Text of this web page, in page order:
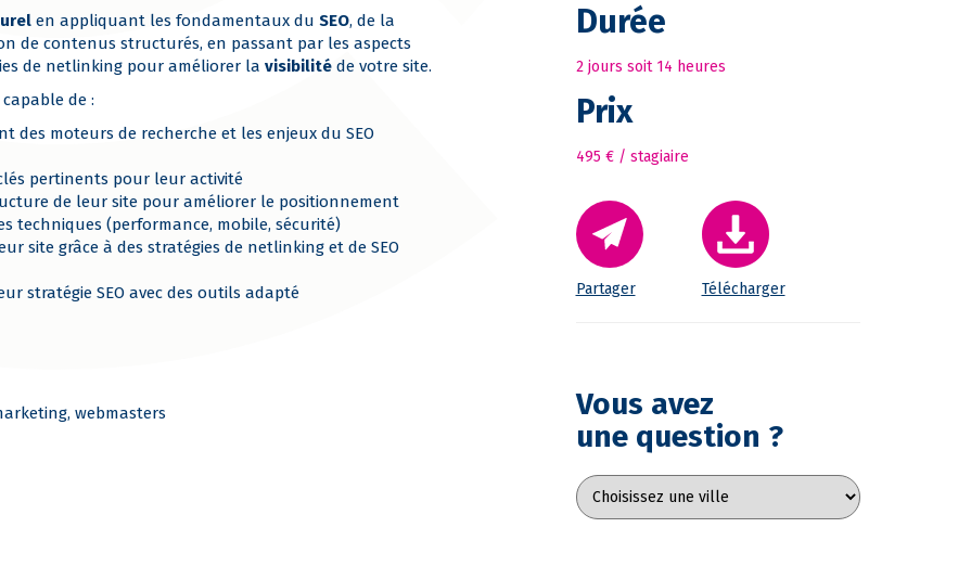
en appliquant les fondamentaux du SEO, de la
de contenus structurés, en passant par les aspects
de netlinking pour améliorer la visibilité de votre site.
de :
des moteurs de recherche et les enjeux du SEO
pertinents pour leur activité
de leur site pour améliorer le positionnement
techniques (performance, mobile, sécurité)
site grâce à des stratégies de netlinking et de SEO
stratégie SEO avec des outils adapté
webmasters
Durée
2 jours soit 14 heures
Prix
495 € / stagiaire
Partager Télécharger
Vous avez
une question ?